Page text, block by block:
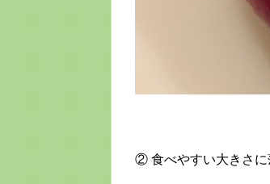
② 食べやすい大きさに